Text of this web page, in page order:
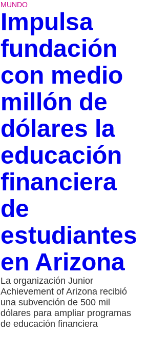
MUNDO
Impulsa
fundación
con medio
millón de
dólares la
educación
financiera
de
estudiantes
en Arizona
La organización Junior
Achievement of Arizona recibió
una subvención de 500 mil
dólares para ampliar programas
de educación financiera